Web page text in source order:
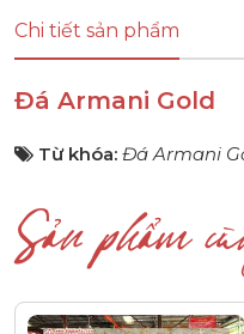
Chi tiết sản phẩm
Đá Armani Gold
Từ khóa: Đá Armani
Sản phẩm